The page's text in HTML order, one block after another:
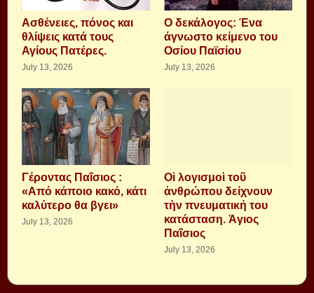
Aσθένειες, πόνος και
θλίψεις κατά τους
Αγίους Πατέρες.
July 13, 2026
Ο δεκάλογος: Ένα
άγνωστο κείμενο του
Οσίου Παϊσίου
July 13, 2026
Γέροντας Παΐσιος :
«Από κάποιο κακό, κάτι
καλύτερο θα βγει»
July 13, 2026
Οἱ λογισμοὶ τοῦ
ἀνθρώπου δείχνουν
τὴν πνευματική του
κατάσταση. Ἁγιος
Παΐσιος
July 13, 2026